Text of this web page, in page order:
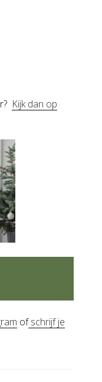
Kijk dan op
ofschrijf je